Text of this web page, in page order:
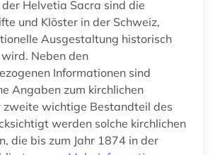
freilichtmuseum (1)
friesland (provinz) (1)
fruchtbringende gesellschaft (1)
frühe neuzeit (4)
Helvetia Sacra sind die
und Klöster in der Schweiz,
Ausgestaltung historisch
Neben den
Informationen sind
Angaben zum kirchlichen
zweite wichtige Bestandteil des
werden solche kirchlichen
die bis zum Jahr 1874 in der